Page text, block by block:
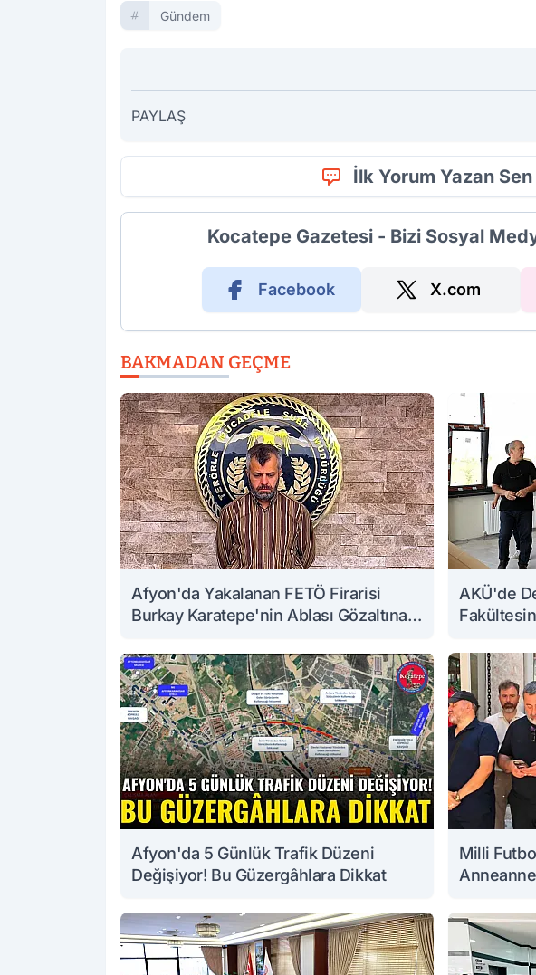
Gündem
PAYLAŞ
İlk Yorum Yazan Sen
Kocatepe Gazetesi - Bizi Sosyal
Facebook X.com
BAKMADAN GEÇME
Afyon'da Yakalanan FETÖ Firarisi
Burkay Karatepe'nin Ablası Gözaltına
AKÜ'de
Afyon'da 5 Günlük Trafik Düzeni
Değişiyor! Bu Güzergâhlara Dikkat
Milli